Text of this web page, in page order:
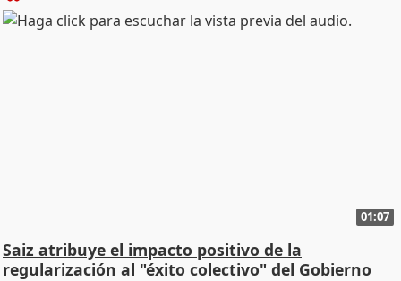
01:07
Saiz atribuye el impacto positivo de la
regularización al "éxito colectivo" del Gobierno